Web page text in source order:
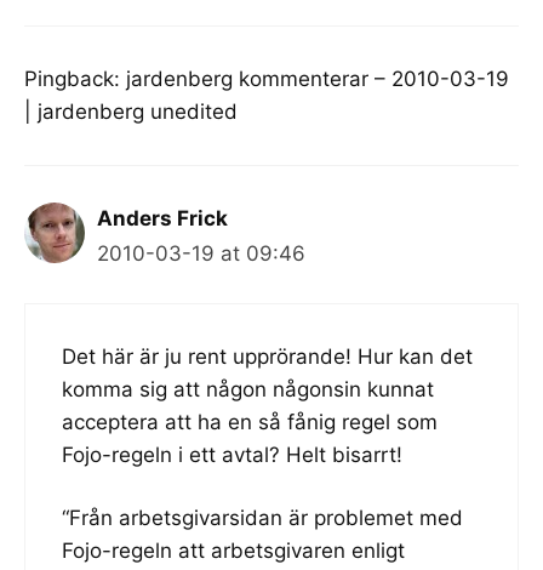
Pingback: jardenberg kommenterar – 2010-03-19
| jardenberg unedited
Anders Frick
2010-03-19 at 09:46
Det här är ju rent upprörande! Hur kan det
komma sig att någon någonsin kunnat
acceptera att ha en så fånig regel som
Fojo-regeln i ett avtal? Helt bisarrt!
“Från arbetsgivarsidan är problemet med
Fojo-regeln att arbetsgivaren enligt